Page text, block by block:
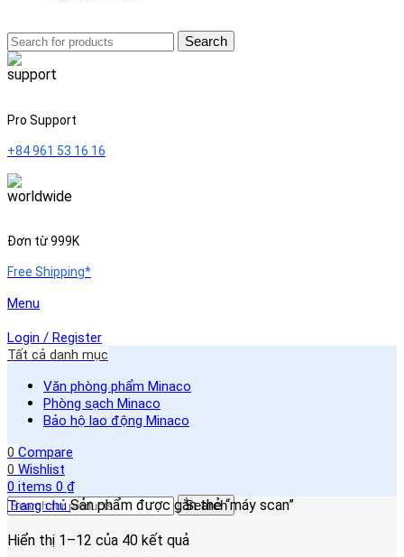
Search
Pro Support
+84 961 53 16 16
Đơn từ 999K
Free Shipping*
Menu
Login / Register
Tất cả danh mục
Văn phòng phẩm Minaco
Phòng sạch Minaco
Bảo hộ lao động Minaco
0 Compare
0 Wishlist
0 items 0 ₫
Search
Trang chủSản phẩm được gắn thẻ “máy scan”
Hiển thị 1–12 của 40 kết quả